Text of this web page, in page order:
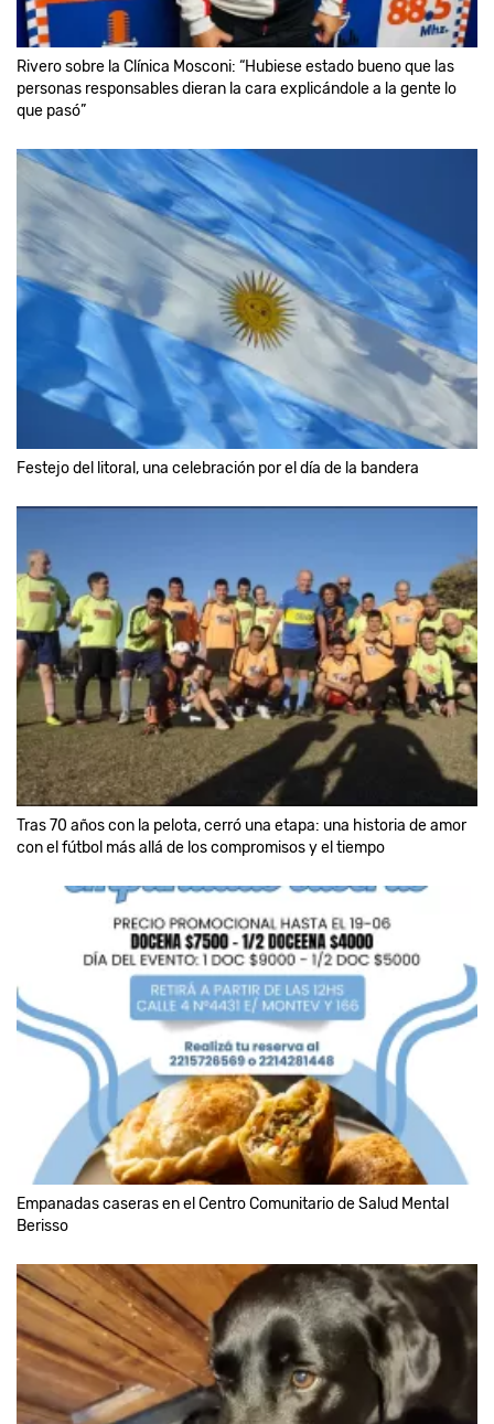
Rivero sobre la Clínica Mosconi: “Hubiese estado bueno que las
personas responsables dieran la cara explicándole a la gente lo
que pasó”
Festejo del litoral, una celebración por el día de la bandera
Tras 70 años con la pelota, cerró una etapa: una historia de amor
con el fútbol más allá de los compromisos y el tiempo
Empanadas caseras en el Centro Comunitario de Salud Mental
Berisso